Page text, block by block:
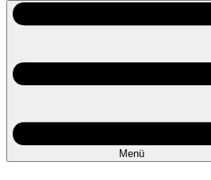
Menü